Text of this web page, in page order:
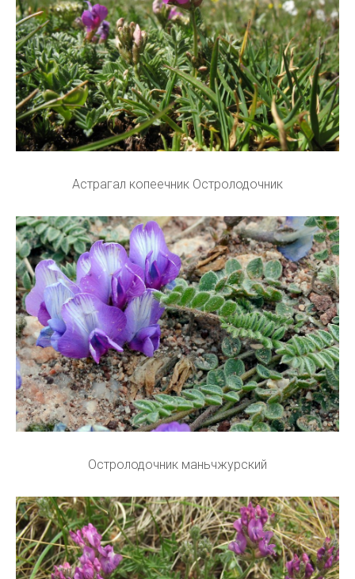
Астрагал копеечник Остролодочник
Остролодочник маньчжурский